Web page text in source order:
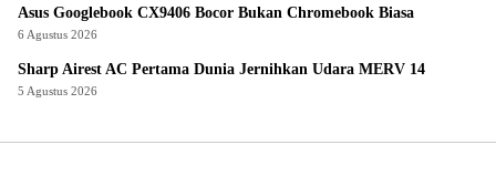
Asus Googlebook CX9406 Bocor Bukan Chromebook Biasa
6 Agustus 2026
Sharp Airest AC Pertama Dunia Jernihkan Udara MERV 14
5 Agustus 2026